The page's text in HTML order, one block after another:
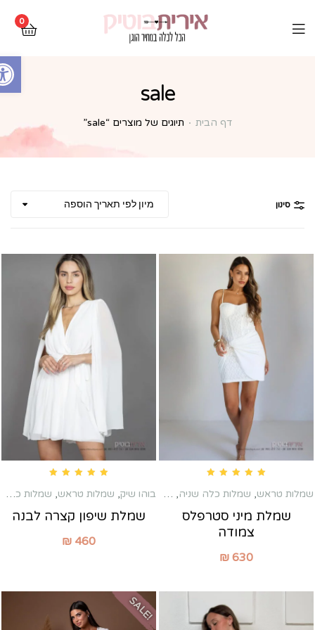
Open toolbar
0
sale
דף הבית תיוגים של מוצרים “sale”
סינון
שמלות טראש, שמלות כלה שניה, שמלות לבנות ,שמלות מיני
שמלת מיני סטרפלס
צמודה
₪ 630
בוהו שיק, שמלות טראש, שמלות כלה שניה
שמלת שיפון קצרה לבנה
₪ 460
SALE!